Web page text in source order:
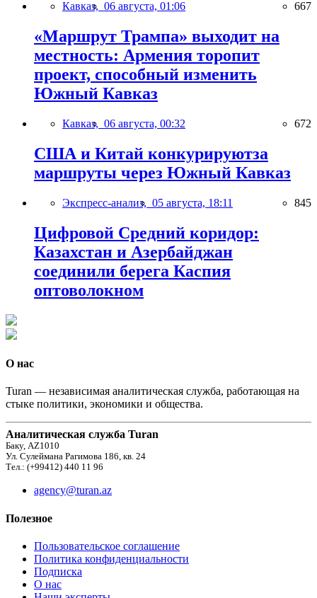
Кавказ, 06 августа, 01:06 667
«Маршрут Трампа» выходит на
местность: Армения торопит
проект, способный изменить
Южный Кавказ
Кавказ, 06 августа, 00:32 672
США и Китай конкурируютза
маршруты через Южный Кавказ
Экспресс-анализ, 05 августа, 18:11 845
Цифровой Средний коридор:
Казахстан и Азербайджан
соединили берега Каспия
оптоволокном
О нас
Turan — независимая аналитическая служба, работающая на
стыке политики, экономики и общества.
Аналитическая служба Turan
Баку, AZ1010
Ул. Сулеймана Рагимова 186, кв. 24
Тел.: (+99412) 440 11 96
agency@turan.az
Полезное
Пользовательское соглашение
Политика конфиденциальности
Подписка
О нас